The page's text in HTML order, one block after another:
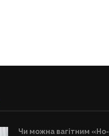
Чи можна вагітним «Но-